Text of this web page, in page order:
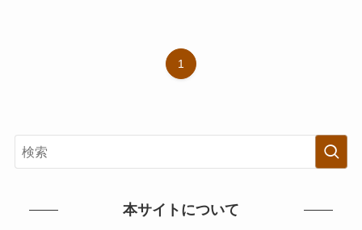
1
本サイトについて